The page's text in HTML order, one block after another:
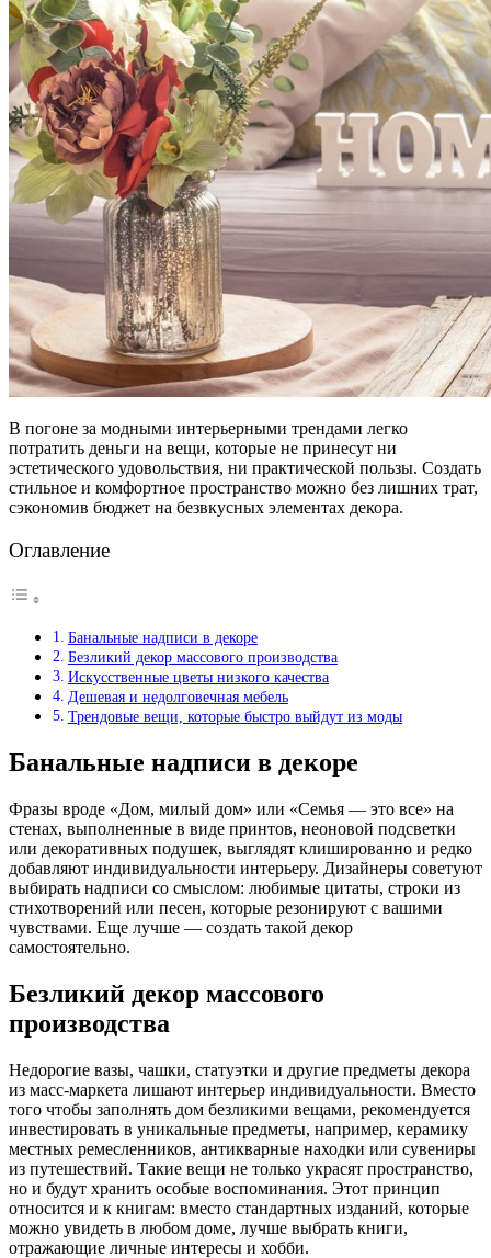
В погоне за модными интерьерными трендами легко
потратить деньги на вещи, которые не принесут ни
эстетического удовольствия, ни практической пользы. Создать
стильное и комфортное пространство можно без лишних трат,
сэкономив бюджет на безвкусных элементах декора.
Оглавление
Банальные надписи в декоре
Безликий декор массового производства
Искусственные цветы низкого качества
Дешевая и недолговечная мебель
Трендовые вещи, которые быстро выйдут из моды
Банальные надписи в декоре
Фразы вроде «Дом, милый дом» или «Семья — это все» на
стенах, выполненные в виде принтов, неоновой подсветки
или декоративных подушек, выглядят клишированно и редко
добавляют индивидуальности интерьеру. Дизайнеры советуют
выбирать надписи со смыслом: любимые цитаты, строки из
стихотворений или песен, которые резонируют с вашими
чувствами. Еще лучше — создать такой декор
самостоятельно.
Безликий декор массового
производства
Недорогие вазы, чашки, статуэтки и другие предметы декора
из масс-маркета лишают интерьер индивидуальности. Вместо
того чтобы заполнять дом безликими вещами, рекомендуется
инвестировать в уникальные предметы, например, керамику
местных ремесленников, антикварные находки или сувениры
из путешествий. Такие вещи не только украсят пространство,
но и будут хранить особые воспоминания. Этот принцип
относится и к книгам: вместо стандартных изданий, которые
можно увидеть в любом доме, лучше выбрать книги,
отражающие личные интересы и хобби.